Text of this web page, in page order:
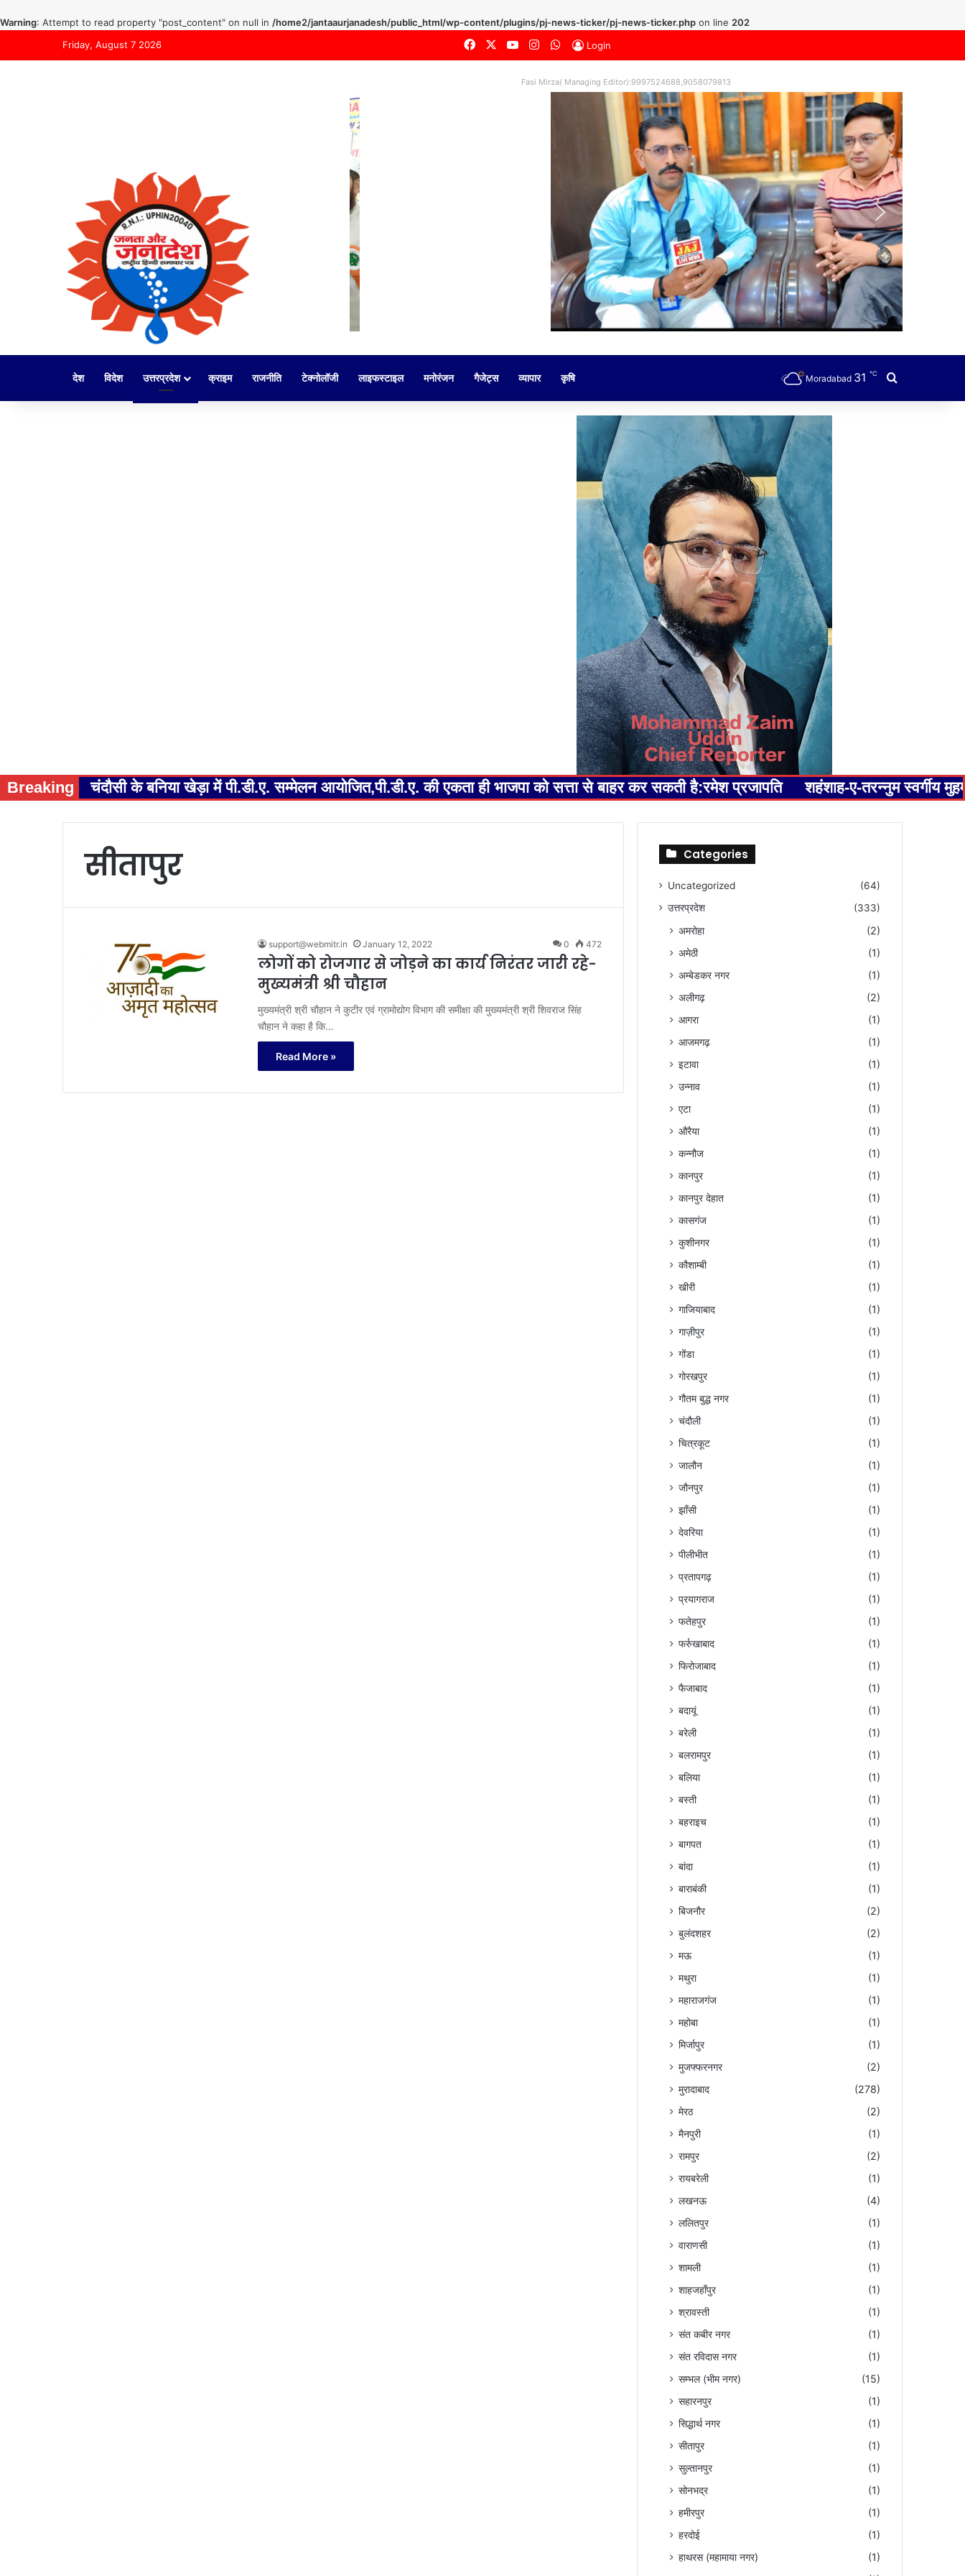
Warning: Attempt to read property "post_content" on null in /home2/jantaaurjanadesh/public_html/wp-content/plugins/pj-news-ticker/pj-news-ticker.php on line 202
Friday, August 7 2026
FacebookYouTubeInstagram
WhatsApp
Login
Fasi Mirza( Managing Editor):9997524688,9058079813
देश विदेश उत्तरप्रदेश क्राइम राजनीति टेक्नोलॉजी लाइफस्टाइल मनोरंजन गैजेट्स व्यापार कृषि Moradabad 31 ℃
Breaking चंदौसी के बनिया खेड़ा में पी.डी.ए. सम्मेलन आयोजित,पी.डी.ए. की एकता ही भाजपा को सत्ता से बाहर कर सकती है:रमेश प्रजापति शहंशाह-ए-तरन्नुम स्वर्गीय
सीतापुर
support@webmitr.in January 12, 2022 0 472
लोगों को रोजगार से जोड़ने का कार्य निरंतर जारी रहे-
मुख्यमंत्री श्री चौहान
मुख्यमंत्री श्री चौहान ने कुटीर एवं ग्रामोद्योग विभाग की समीक्षा की मुख्यमंत्री श्री शिवराज सिंह
चौहान ने कहा है कि…
Read More »
Categories
Uncategorized
(64)
उत्तरप्रदेश
(333)
अमरोहा
(2)
अमेठी
(1)
अम्बेडकर नगर
(1)
अलीगढ़
(2)
आगरा
(1)
आजमगढ़
(1)
इटावा
(1)
उन्नाव
(1)
एटा
(1)
औरैया
(1)
कन्नौज
(1)
कानपुर
(1)
कानपुर देहात
(1)
कासगंज
(1)
कुशीनगर
(1)
कौशाम्बी
(1)
खीरी
(1)
गाजियाबाद
(1)
गाज़ीपुर
(1)
गोंडा
(1)
गोरखपुर
(1)
गौतम बुद्ध नगर
(1)
चंदौली
(1)
चित्रकूट
(1)
जालौन
(1)
जौनपुर
(1)
झाँसी
(1)
देवरिया
(1)
पीलीभीत
(1)
प्रतापगढ़
(1)
प्रयागराज
(1)
फतेहपुर
(1)
फर्रुखाबाद
(1)
फिरोजाबाद
(1)
फैजाबाद
(1)
बदायूं
(1)
बरेली
(1)
बलरामपुर
(1)
बलिया
(1)
बस्ती
(1)
बहराइच
(1)
बागपत
(1)
बांदा
(1)
बाराबंकी
(1)
बिजनौर
(2)
बुलंदशहर
(2)
मऊ
(1)
मथुरा
(1)
महाराजगंज
(1)
महोबा
(1)
मिर्जापुर
(1)
मुजफ्फरनगर
(2)
मुरादाबाद
(278)
मेरठ
(2)
मैनपुरी
(1)
रामपुर
(2)
रायबरेली
(1)
लखनऊ
(4)
ललितपुर
(1)
वाराणसी
(1)
शामली
(1)
शाहजहाँपुर
(1)
श्रावस्ती
(1)
संत कबीर नगर
(1)
संत रविदास नगर
(1)
सम्भल (भीम नगर)
(15)
सहारनपुर
(1)
सिद्धार्थ नगर
(1)
सीतापुर
(1)
सुल्तानपुर
(1)
सोनभद्र
(1)
हमीरपुर
(1)
हरदोई
(1)
हाथरस (महामाया नगर)
(1)